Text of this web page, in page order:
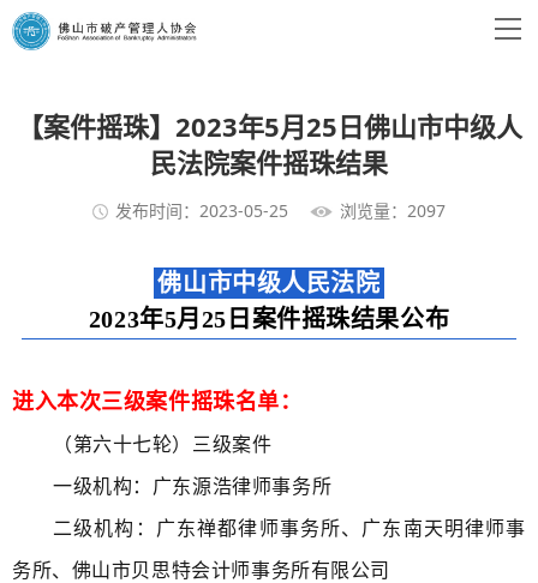
【案件摇珠】2023年5月25日佛山市中级人
民法院案件摇珠结果
发布时间：2023-05-25 浏览量：2097
佛山市中级人民法院
2023年5月25日案件摇珠结果公布
进入本次三级案件摇珠名单：
（第六十七轮）三级案件
一级机构：广东源浩律师事务所
二级机构：广东禅都律师事务所、广东南天明律师事
务所、佛山市贝思特会计师事务所有限公司